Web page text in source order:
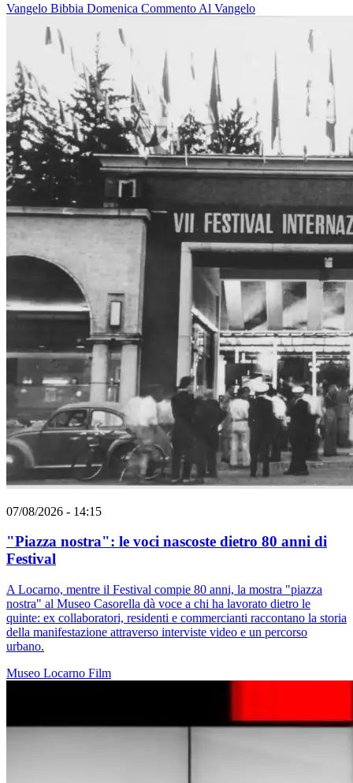
Vangelo Bibbia Domenica Commento Al Vangelo
07/08/2026 - 14:15
"Piazza nostra": le voci nascoste dietro 80 anni di
Festival
A Locarno, mentre il Festival compie 80 anni, la mostra "piazza
nostra" al Museo Casorella dà voce a chi ha lavorato dietro le
quinte: ex collaboratori, residenti e commercianti raccontano la storia
della manifestazione attraverso interviste video e un percorso
urbano.
Museo Locarno Film